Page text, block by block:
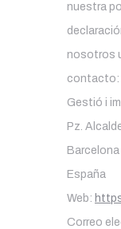
nuestra
nosotros
contacto:
Gestió i
Pz.
Barcelona
España
Web:
Correo